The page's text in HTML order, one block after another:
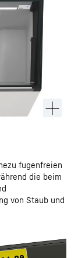
fugenfreien
die beim
von Staub und